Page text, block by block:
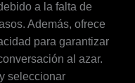
a la falta de
Además, ofrece
para garantizar
al azar.
seleccionar